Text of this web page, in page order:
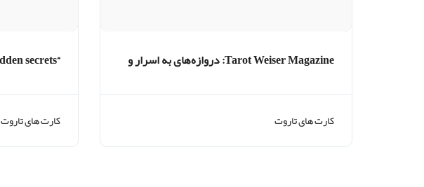
Tarot Weiser Magazine: دروازه‌های به اسرار و
کارت های تاروت کارت های تاروت